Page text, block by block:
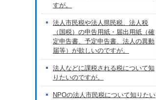
すが。
法人市民税や法人県民税、法人税
（国税）の申告用紙・届出用紙（確
定申告書、予定申告書、法人の異動
届等）が欲しいのですが。
法人などに課税される税について知
りたいのですが。
NPOの法人市民税について知りたい